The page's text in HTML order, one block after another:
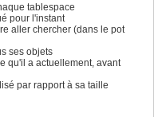
( d.file_name,
  TAILLE_MB,
substr
tablespace
pour l'instant
aller chercher (dans le pot
ses objets
qu'il a actuellement, avant
par rapport à sa taille